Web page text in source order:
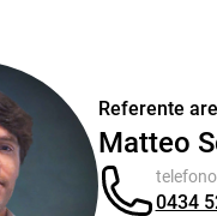
Referente
Matteo
telefono
0434